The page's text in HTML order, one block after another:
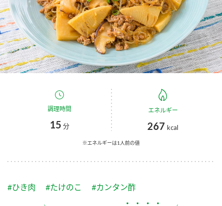
みりん風・料理酒 鍋用調味料
つゆ たれ
スープ 中華
ふりかけ
ブランド・スペシャルサイト トップ
商品ブランドサイト
Fibee（ファイビー）
くらしプラ酢
お酢ドリンク
つゆ
企業情報
国内事業概要
企業理念
ミツカンの歴史
ミツカンを知る
環境への取り組み
調理時間
15 分
エネルギー
267 kcal
※エネルギーは1人前の値
#ひき肉 #たけのこ #カンタン酢